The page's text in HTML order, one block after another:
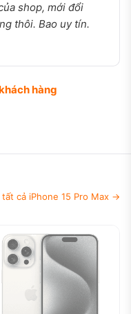
shop, mới đổi
thôi. Bao uy tín.
hàng
tất cả iPhone 15 Pro Max →